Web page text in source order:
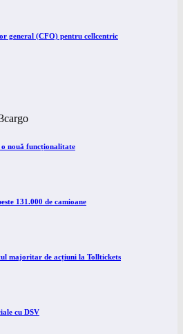
general (CFO) pentru cellcentric
nouă funcționalitate
131.000 de camioane
majoritar de acțiuni la Tolltickets
cu DSV